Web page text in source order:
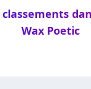
Wax Poetic